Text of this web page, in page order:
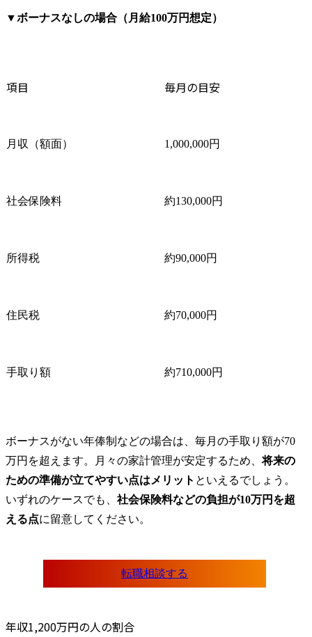
▼ボーナスなしの場合（月給100万円想定）
項目 毎月の目安
月収（額面） 1,000,000円
社会保険料 約130,000円
所得税 約90,000円
住民税 約70,000円
手取り額 約710,000円
ボーナスがない年俸制などの場合は、毎月の手取り額が70
万円を超えます。月々の家計管理が安定するため、将来の
ための準備が立てやすい点はメリット といえるでしょう。
いずれのケースでも、 社会保険料などの負担が10万円を超
える点に留意してください。
転職相談する
年収1,200万円の人の割合